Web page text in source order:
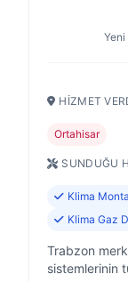
HIZMET
Ortahisar
SUNDUĞU
Klima
Klima Gaz
Trabzon
sistemlerinin